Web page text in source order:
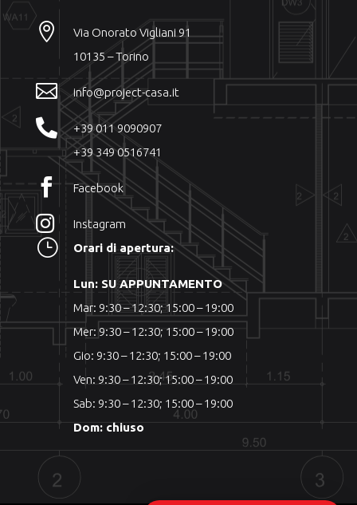

Via Onorato Vigliani 91
10135 – Torino
 info@project-casa.it

+39 011 9090907
+39 349 0516741
 Facebook
 Instagram
} Orari di apertura:
Lun: SU APPUNTAMENTO
Mar: 9:30 – 12:30; 15:00 – 19:00
Mer: 9:30 – 12:30; 15:00 – 19:00
Gio: 9:30 – 12:30; 15:00 – 19:00
Ven: 9:30 – 12:30; 15:00 – 19:00
Sab: 9:30 – 12:30; 15:00 – 19:00
Dom: chiuso